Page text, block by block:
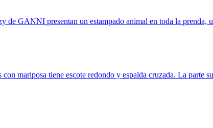
de GANNI presentan un estampado animal en toda la
con mariposa tiene escote redondo y espalda cruzada. La